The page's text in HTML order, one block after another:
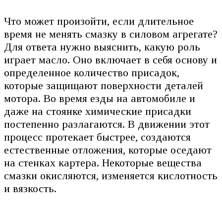
Что может произойти, если длительное
время не менять смазку в силовом агрегате?
Для ответа нужно выяснить, какую роль
играет масло. Оно включает в себя основу и
определенное количество присадок,
которые защищают поверхности деталей
мотора. Во время езды на автомобиле и
даже на стоянке химические присадки
постепенно разлагаются. В движении этот
процесс протекает быстрее, создаются
естественные отложения, которые оседают
на стенках картера. Некоторые вещества
смазки окисляются, изменяется кислотность
и вязкость.